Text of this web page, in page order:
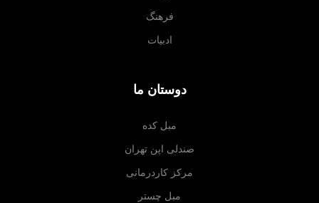
فرهنگ
ادبیات
دوستان ما
مبل کده
صندلی اپن تهران
مرکز کاردرمانی
مبل چستر